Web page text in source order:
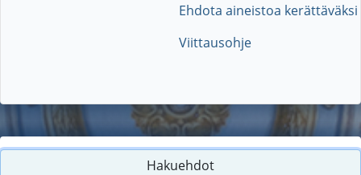
Ehdota aineistoa kerättäväksi
Viittausohje
Hakuehdot